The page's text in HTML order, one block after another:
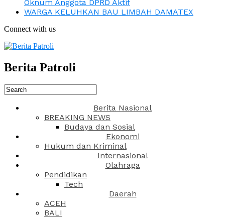
Oknum Anggota DPRD Aktif
WARGA KELUHKAN BAU LIMBAH DAMATEX
Connect with us
Berita Patroli
Berita Nasional
BREAKING NEWS
Budaya dan Sosial
Ekonomi
Hukum dan Kriminal
Internasional
Olahraga
Pendidikan
Tech
Daerah
ACEH
BALI